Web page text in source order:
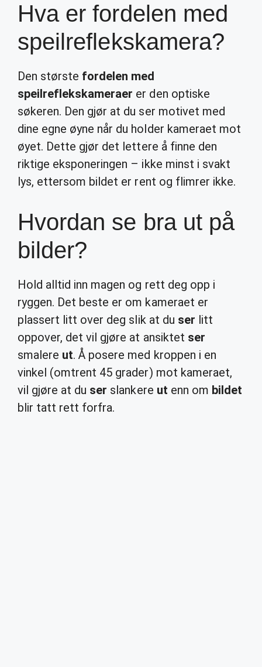
Hva er fordelen med
speilreflekskamera?
Den største fordelen med
speilreflekskameraer er den optiske
søkeren. Den gjør at du ser motivet med
dine egne øyne når du holder kameraet mot
øyet. Dette gjør det lettere å finne den
riktige eksponeringen – ikke minst i svakt
lys, ettersom bildet er rent og flimrer ikke.
Hvordan se bra ut på
bilder?
Hold alltid inn magen og rett deg opp i
ryggen. Det beste er om kameraet er
plassert litt over deg slik at du ser litt
oppover, det vil gjøre at ansiktet ser
smalere ut. Å posere med kroppen i en
vinkel (omtrent 45 grader) mot kameraet,
vil gjøre at du ser slankere ut enn om bildet
blir tatt rett forfra.